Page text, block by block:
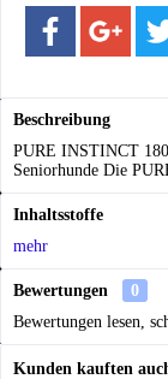
Beschreibung
PURE INSTINCT
Seniorhunde Die
Inhaltsstoffe
mehr
Bewertungen
0
Bewertungen lesen,
Kunden kauften